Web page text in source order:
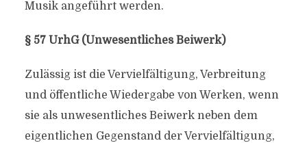
Musik angeführt werden.
§ 57 UrhG (Unwesentliches Beiwerk)
Zulässig ist die Vervielfältigung, Verbreitung
und öffentliche Wiedergabe von Werken, wenn
sie als unwesentliches Beiwerk neben dem
eigentlichen Gegenstand der Vervielfältigung,